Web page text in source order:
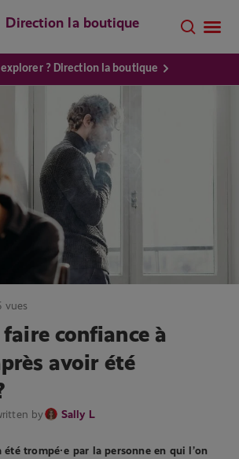
Direction la boutique
explorer ? Direction la boutique
vues
confiance à
avoir été
by Sally L
été trompé·e par la personne en qui l’on